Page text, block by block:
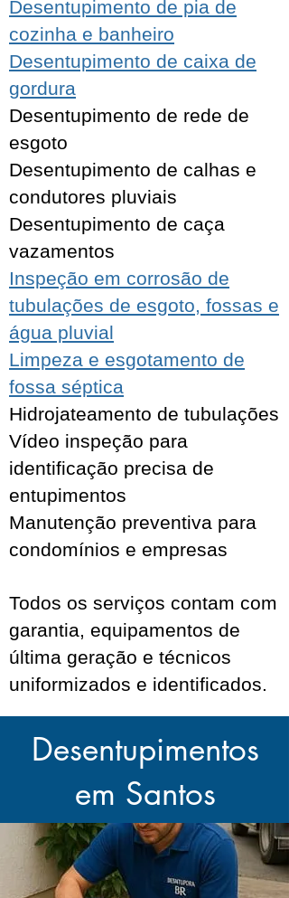
Desentupimento de pia de
cozinha e banheiro
Desentupimento de caixa de
gordura
Desentupimento de rede de
esgoto
Desentupimento de calhas e
condutores pluviais
Desentupimento de caça
vazamentos
Inspeção em corrosão de
tubulações de esgoto, fossas e
água pluvial
Limpeza e esgotamento de
fossa séptica
Hidrojateamento de tubulações
Vídeo inspeção para
identificação precisa de
entupimentos
Manutenção preventiva para
condomínios e empresas
Todos os serviços contam com
garantia, equipamentos de
última geração e técnicos
uniformizados e identificados.
Desentupimentos
em Santos